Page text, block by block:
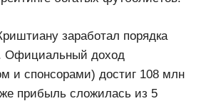
заработал порядка
Официальный доход
и спонсорами) достиг 108 млн
прибыль сложилась из 5